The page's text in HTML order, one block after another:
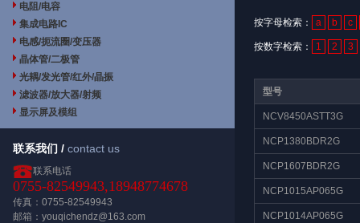
电阻/电容
集成电路IC
电感/扼流圈/变压器
晶体管/二极管
光耦/发光管/红外/晶振
滤波器/放大器/射频
显示屏及模组
联系我们 / contact us
联系电话
0755-82549943,18948774678
传真：0755-82549943
邮箱：youqichendz@163.com
按字母检索： a b c
按数字检索： 1 2 3
型号
NCV8450ASTT3G
NCP1380BDR2G
NCP1607BDR2G
NCP1015AP065G
NCP1014AP065G